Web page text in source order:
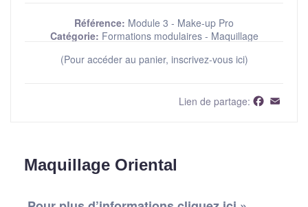
Référence: Module 3 - Make-up Pro
Catégorie: Formations modulaires - Maquillage
(Pour accéder au panier, inscrivez-vous ici)
Lien de partage: Facebook
Maquillage Oriental